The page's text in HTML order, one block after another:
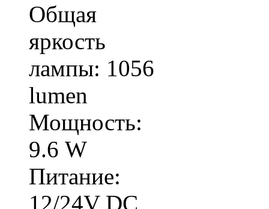
Общая
яркость
лампы: 1056
lumen
Мощность:
9.6 W
Питание:
12/24V DC